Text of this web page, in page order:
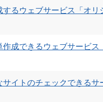
するウェブサービス「オ
作成できるウェブサービ
イトのチェックできるサ